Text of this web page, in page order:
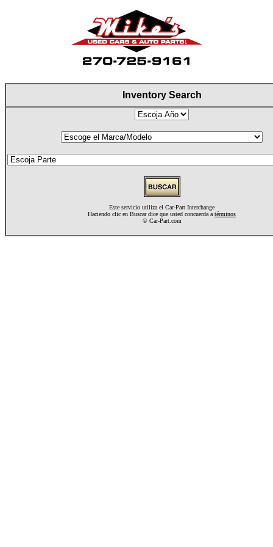
Inventory Search
Este servicio utiliza el Car-Part Interchange
Haciendo clic en Buscar dice que usted concuerda a términos
©Car-Part.com